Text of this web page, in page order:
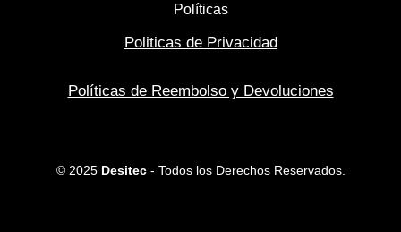
Políticas
Politicas de Privacidad
Políticas de Reembolso y Devoluciones
© 2025 Desitec- Todos los Derechos Reservados.